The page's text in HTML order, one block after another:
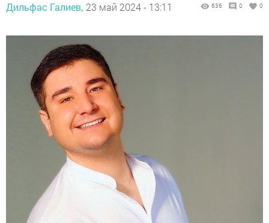
Дильфас Галиев, 23 май 2024 - 13:11 636 0 0